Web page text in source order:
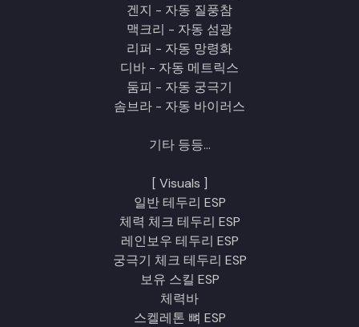
겐지 - 자동 질풍참
맥크리 - 자동 섬광
리퍼 - 자동 망령화
디바 - 자동 메트릭스
둠피 - 자동 궁극기
솜브라 - 자동 바이러스
기타 등등...
[ Visuals ]
일반 테두리 ESP
체력 체크 테두리 ESP
레인보우 테두리 ESP
궁극기 체크 테두리 ESP
보유 스킬 ESP
체력바
스켈레톤 뼈 ESP